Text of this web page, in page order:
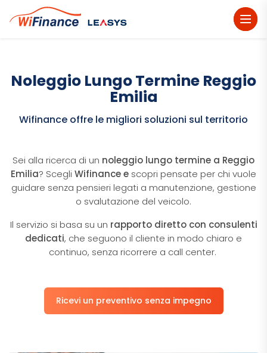
dehaze
Noleggio Lungo Termine Reggio
Emilia
Wifinance offre le migliori soluzioni sul territorio
Sei alla ricerca di un noleggio lungo termine a Reggio
Emilia? Scegli Wifinance e scopri pensate per chi vuole
guidare senza pensieri legati a manutenzione, gestione
o svalutazione del veicolo.
Il servizio si basa su un rapporto diretto con consulenti
dedicati, che seguono il cliente in modo chiaro e
continuo, senza ricorrere a call center.
Ricevi un preventivo senza impegno